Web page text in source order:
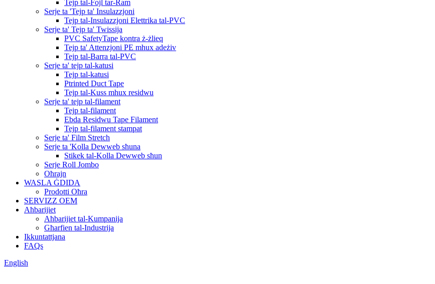
Tejp tal-Fojl tar-Ram
Serje ta 'Tejp ta' Insulazzjoni
Tejp tal-Insulazzjoni Elettrika tal-PVC
Serje ta' Tejp ta' Twissija
PVC SafetyTape kontra ż-żlieq
Tejp ta' Attenzjoni PE mhux adeżiv
Tejp tal-Barra tal-PVC
Serje ta' tejp tal-katusi
Tejp tal-katusi
Ptrinted Duct Tape
Tejp tal-Kuss mhux residwu
Serje ta' tejp tal-filament
Tejp tal-filament
Ebda Residwu Tape Filament
Tejp tal-filament stampat
Serje ta' Film Stretch
Serje ta 'Kolla Dewweb sħuna
Stikek tal-Kolla Dewweb sħun
Serje Roll Jombo
Oħrajn
WASLA ĠDIDA
Prodotti Oħra
SERVIZZ OEM
Aħbarijiet
Aħbarijiet tal-Kumpanija
Għarfien tal-Industrija
Ikkuntattjana
FAQs
English